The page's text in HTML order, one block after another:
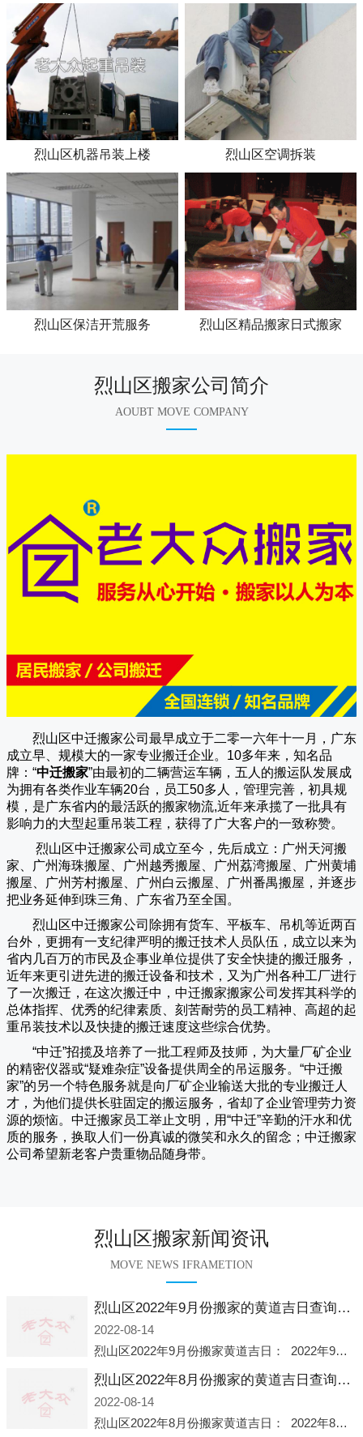
烈山区机器吊装上楼 烈山区空调拆装
烈山区保洁开荒服务 烈山区精品搬家日式搬家
烈山区搬家公司简介
AOUBT MOVE COMPANY
烈山区中迁搬家公司 最早成立于二零一六年十一月，广东
成立早、规模大的一家专业搬迁企业。10多年来，知名品
牌：“中迁搬家”由最初的二辆营运车辆，五人的搬运队发展成
为拥有各类作业车辆20台，员工50多人，管理完善，初具规
模，是广东省内的最活跃的搬家物流,近年来承揽了一批具有
影响力的大型起重吊装工程，获得了广大客户的一致称赞。
烈山区中迁搬家公司成立至今，先后成立：广州天河搬
家、广州海珠搬屋、广州越秀搬屋、广州荔湾搬屋、广州黄埔
搬屋、广州芳村搬屋、广州白云搬屋、广州番禺搬屋，并逐步
把业务延伸到珠三角、广东省乃至全国。
烈山区中迁搬家公司除拥有货车、平板车、吊机等近两百
台外，更拥有一支纪律严明的搬迁技术人员队伍，成立以来为
省内几百万的市民及企事业单位提供了安全快捷的搬迁服务，
近年来更引进先进的搬迁设备和技术，又为广州各种工厂进行
了一次搬迁，在这次搬迁中， 中迁搬家搬家公司发挥其科学的
总体指挥、优秀的纪律素质、刻苦耐劳的员工精神、高超的起
重吊装技术以及快捷的搬迁速度这些综合优势。
“中迁”招揽及培养了一批工程师及技师，为大量厂矿企业
的精密仪器或“疑难杂症”设备提供周全的吊运服务。“中迁搬
家”的另一个特色服务就是向厂矿企业输送大批的专业搬迁人
才，为他们提供长驻固定的搬运服务，省却了企业管理劳力资
源的烦恼。 中迁搬家员工举止文明，用“中迁”辛勤的汗水和优
质的服务，换取人们一份真诚的微笑和永久的留念； 中迁搬家
公司希望新老客户贵重物品随身带。
烈山区搬家新闻资讯
MOVE NEWS IFRAMETION
烈山区2022年9月份搬家的黄道吉日查询大全一览表哪天适合搬家好日子
2022-08-14
烈山区2022年9月份搬家黄道吉日： 2022年9月6日 「星期二」 农历八月十一2022年9月12日 「星期一」 农历八月十七2022年9月16日 「星期五」 农历八月廿一2022年9月2
烈山区2022年8月份搬家的黄道吉日查询大全一览表哪天适合搬家好日子
2022-08-14
烈山区2022年8月份搬家黄道吉日： 2022年8月2日 「星期二」 农历七月初五2022年8月6日 「星期六」 农历七月初九2022年8月8日 「星期一」 农历七月十一2022年8月10日 「